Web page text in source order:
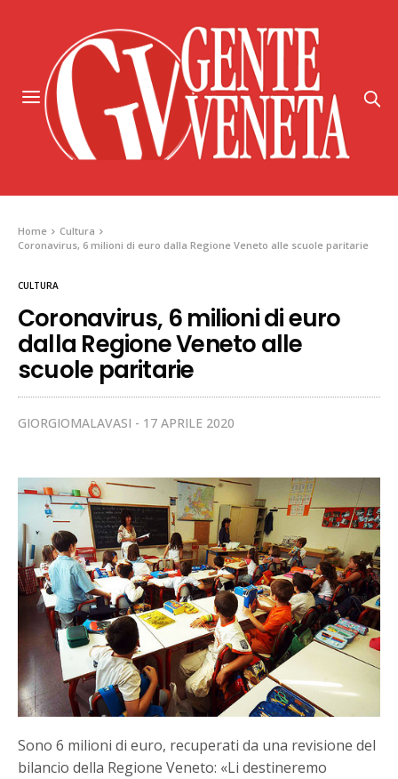
Home
Cultura
Coronavirus, 6 milioni di euro dalla Regione Veneto alle scuole paritarie
CULTURA
Coronavirus, 6 milioni di euro
dalla Regione Veneto alle
scuole paritarie
GIORGIOMALAVASI 17 APRILE 2020
Sono 6 milioni di euro, recuperati da una revisione del
bilancio della Regione Veneto: «Li destineremo